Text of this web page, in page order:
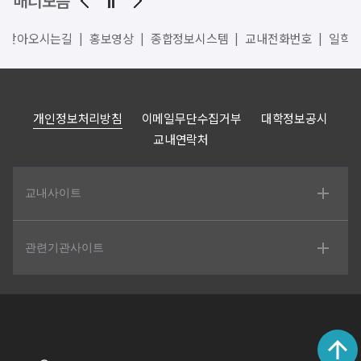
찾아오시는길 홍보영상 종합정보시스템 교내전화번호 일학
개인정보처리방침 이메일무단수집거부
대학정보공시
교내연락처
교내사이트
관련기관사이트